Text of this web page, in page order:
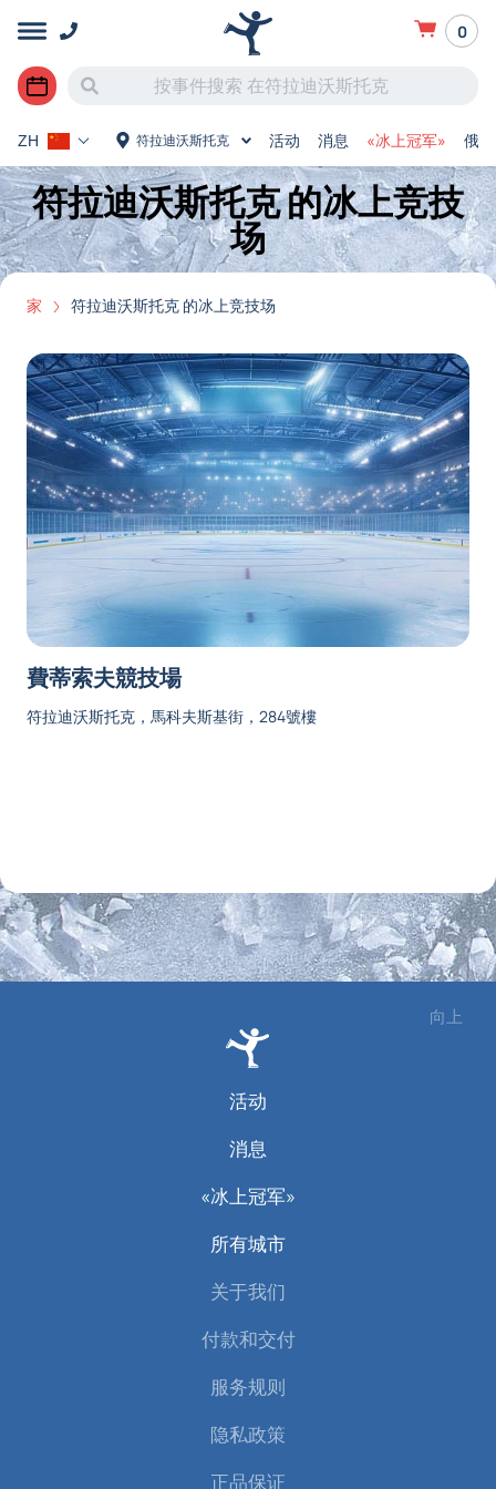
0
符拉迪沃斯托克 活动 消息 «冰上冠军» 俄
ZH
符拉迪沃斯托克 的冰上竞技
场
家 符拉迪沃斯托克 的冰上竞技场
費蒂索夫競技場
符拉迪沃斯托克，馬科夫斯基街，284號樓
向上
活动
消息
«冰上冠军»
所有城市
关于我们
付款和交付
服务规则
隐私政策
正品保证